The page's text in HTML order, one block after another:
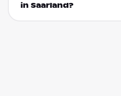
in Saarland?